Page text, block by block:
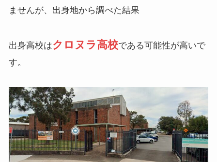
ませんが、出身地から調べた結果
出身高校はクロヌラ高校である可能性が高いで
す。